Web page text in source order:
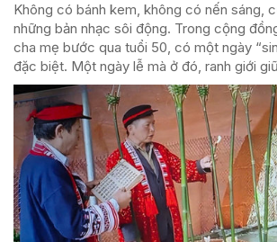
Không có bánh kem, không có nến sáng,
những bản nhạc sôi động. Trong cộng
cha mẹ bước qua tuổi 50, có một ngày
đặc biệt. Một ngày lễ mà ở đó, ranh giới